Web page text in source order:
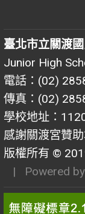
臺北市立關渡
Junior High
電話：(02)
傳真：(02)
學校地址：
感謝關渡宮贊
版權所有 ©
| Powered by